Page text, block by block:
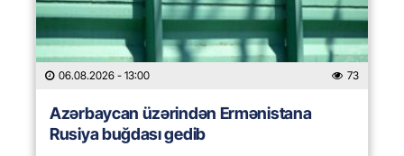
06.08.2026 - 13:00 73
Azərbaycan üzərindən Ermənistana
Rusiya buğdası gedib